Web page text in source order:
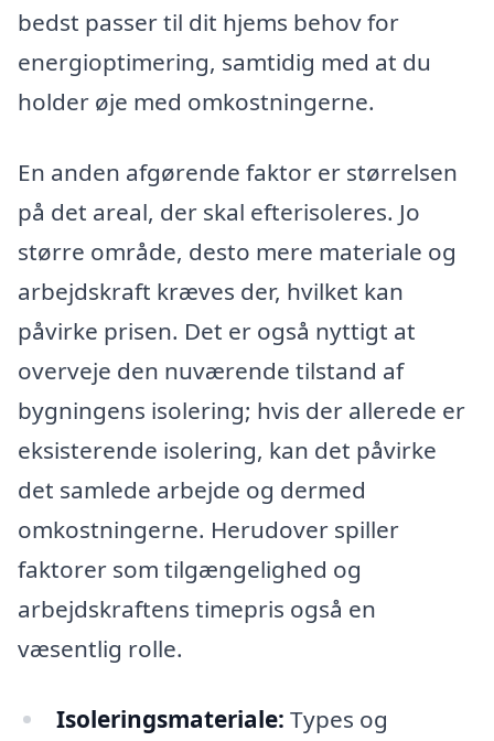
bedst passer til dit hjems behov for
energioptimering, samtidig med at du
holder øje med omkostningerne.
En anden afgørende faktor er størrelsen
på det areal, der skal efterisoleres. Jo
større område, desto mere materiale og
arbejdskraft kræves der, hvilket kan
påvirke prisen. Det er også nyttigt at
overveje den nuværende tilstand af
bygningens isolering; hvis der allerede er
eksisterende isolering, kan det påvirke
det samlede arbejde og dermed
omkostningerne. Herudover spiller
faktorer som tilgængelighed og
arbejdskraftens timepris også en
væsentlig rolle.
Isoleringsmateriale: Types og